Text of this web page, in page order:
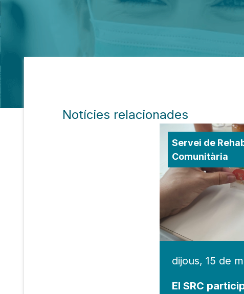
Notícies relacionades
Servei de
Comunitària
dijous, 15 de
El SRC